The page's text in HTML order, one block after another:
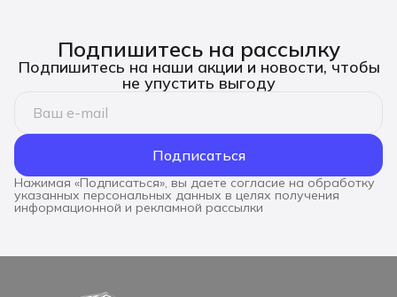
Подпишитесь на рассылку
Подпишитесь на наши акции и новости, чтобы
не упустить выгоду
Подписаться
Нажимая «Подписаться», вы даете согласие на обработку
указанных персональных данных в целях получения
информационной и рекламной рассылки